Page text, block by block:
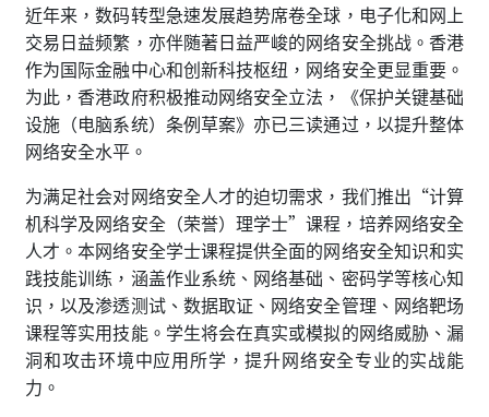
近年来，数码转型急速发展趋势席卷全球，电子化和网上
交易日益频繁，亦伴随著日益严峻的网络安全挑战。香港
作为国际金融中心和创新科技枢纽，网络安全更显重要。
为此，香港政府积极推动网络安全立法，《保护关键基础
设施（电脑系统）条例草案》亦已三读通过，以提升整体
网络安全水平。
为满足社会对网络安全人才的迫切需求，我们推出“计算
机科学及网络安全（荣誉）理学士”课程，培养网络安全
人才。本网络安全学士课程提供全面的网络安全知识和实
践技能训练，涵盖作业系统、网络基础、密码学等核心知
识，以及渗透测试、数据取证、网络安全管理、网络靶场
课程等实用技能。学生将会在真实或模拟的网络威胁、漏
洞和攻击环境中应用所学，提升网络安全专业的实战能
力。